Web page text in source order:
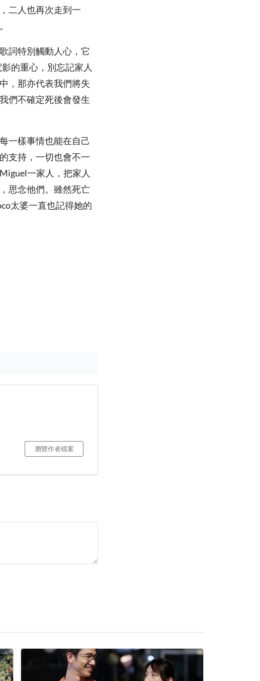
二人也再次走到一
詞特別觸動人心，它
的重心，別忘記家人
，那亦代表我們將失
們不確定死後會發生
一樣事情也能在自己
支持，一切也會不一
一家人，把家人
思念他們。雖然死亡
太婆一直也記得她的
瀏覽作者檔案